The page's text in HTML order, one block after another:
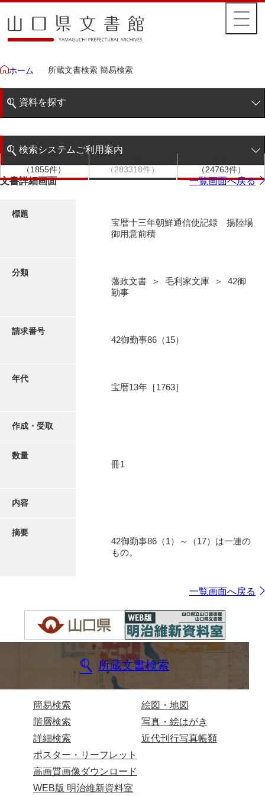
ホーム 所蔵文書検索 簡易検索
資料を探す
階層検索
写真・絵はがき
高画質画像ダウンロード
検索システムご利用案内
検索システムの利用について
（1855件）
（283318件）
（24763件）
文書詳細画面 一覧画面へ戻る
標題
宝暦十三年朝鮮通信使記録 揚陸場
御用意前積
分類
藩政文書 ＞ 毛利家文庫 ＞ 42御
勤事
請求番号
42御勤事86（15）
年代
宝暦13年［1763］
作成・受取
数量
冊1
内容
摘要
42御勤事86（1）～（17）は一連の
もの。
一覧画面へ戻る
所蔵文書検索
簡易検索
階層検索
詳細検索
絵図・地図
写真・絵はがき
近代刊行写真帳類
ポスター・リーフレット
高画質画像ダウンロード
WEB版 明治維新資料室